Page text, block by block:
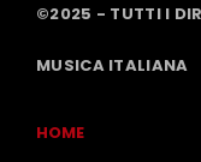
©2025 - TUTTI I
MUSICA ITALIANA
HOME